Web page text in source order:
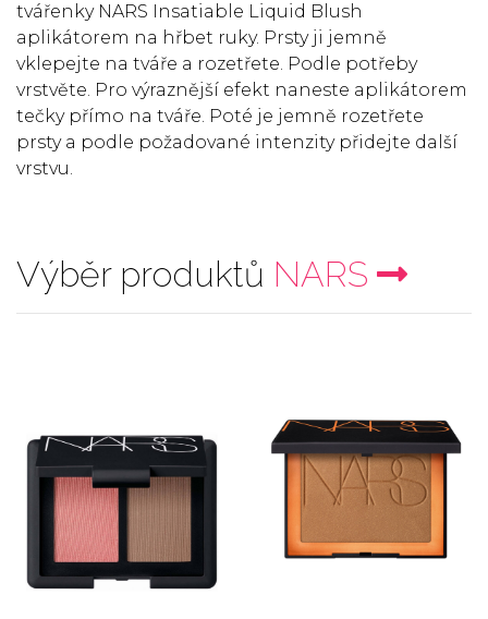
tvářenky NARS Insatiable Liquid Blush
aplikátorem na hřbet ruky. Prsty ji jemně
vklepejte na tváře a rozetřete. Podle potřeby
vrstvěte. Pro výraznější efekt naneste aplikátorem
tečky přímo na tváře. Poté je jemně rozetřete
prsty a podle požadované intenzity přidejte další
vrstvu.
Výběr produktů NARS